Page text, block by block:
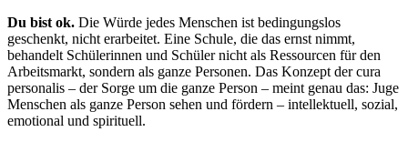
Du bist ok. Die Würde jedes Menschen ist bedingungslos
geschenkt, nicht erarbeitet. Eine Schule, die das ernst nimmt,
behandelt Schülerinnen und Schüler nicht als Ressourcen für den
Arbeitsmarkt, sondern als ganze Personen. Das Konzept der cura
personalis – der Sorge um die ganze Person – meint genau das: Juge
Menschen als ganze Person sehen und fördern – intellektuell, sozial,
emotional und spirituell.